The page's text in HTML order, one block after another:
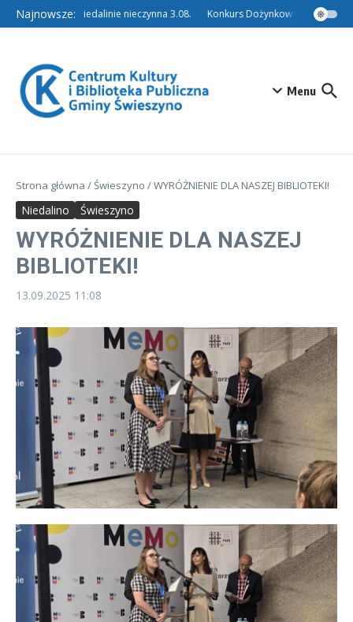
Przejdź do treści
Najnowsze:
Filia w Niedalinie nieczynna 3.08. Konkurs Dożynkowy – Tradycyjny
Menu
Strona główna /Świeszyno /WYRÓŻNIENIE DLA NASZEJ BIBLIOTEKI!
Niedalino Świeszyno
WYRÓŻNIENIE DLA NASZEJ
BIBLIOTEKI!
13.09.2025 11:08